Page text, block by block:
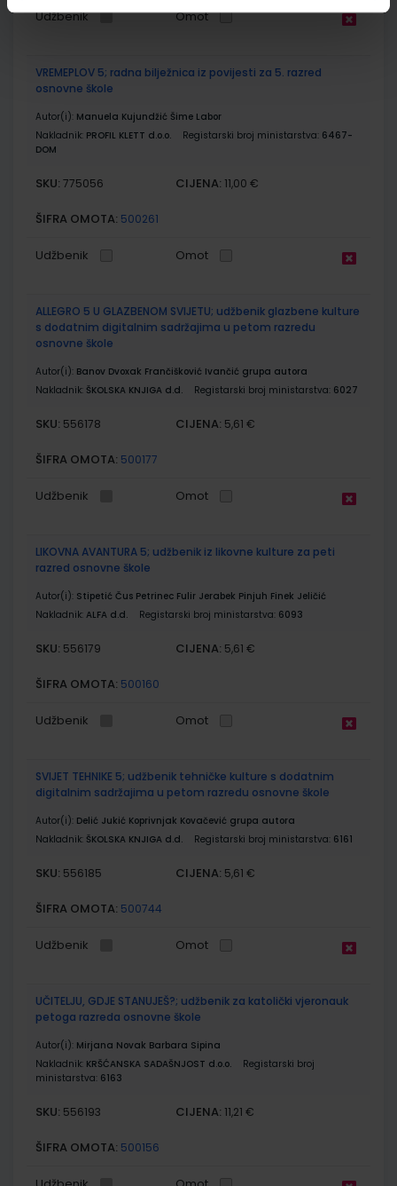
Udžbenik Omot
VREMEPLOV 5; radna bilježnica iz povijesti za 5. razred
osnovne škole
Autor(i): Manuela Kujundžić Šime Labor
Nakladnik: PROFIL KLETT d.o.o. Registarski broj ministarstva: 6467-
DOM
SKU: 775056 CIJENA: 11,00 €
ŠIFRA OMOTA: 500261
Udžbenik Omot
ALLEGRO 5 U GLAZBENOM SVIJETU; udžbenik glazbene kulture
s dodatnim digitalnim sadržajima u petom razredu
osnovne škole
Autor(i): Banov Dvoxak Frančišković Ivančić grupa autora
Nakladnik: ŠKOLSKA KNJIGA d.d. Registarski broj ministarstva: 6027
SKU: 556178 CIJENA: 5,61 €
ŠIFRA OMOTA: 500177
Udžbenik Omot
LIKOVNA AVANTURA 5; udžbenik iz likovne kulture za peti
razred osnovne škole
Autor(i): Stipetić Čus Petrinec Fulir Jerabek Pinjuh Finek Jeličić
Nakladnik: ALFA d.d. Registarski broj ministarstva: 6093
SKU: 556179 CIJENA: 5,61 €
ŠIFRA OMOTA: 500160
Udžbenik Omot
SVIJET TEHNIKE 5; udžbenik tehničke kulture s dodatnim
digitalnim sadržajima u petom razredu osnovne škole
Autor(i): Delić Jukić Koprivnjak Kovačević grupa autora
Nakladnik: ŠKOLSKA KNJIGA d.d. Registarski broj ministarstva: 6161
SKU: 556185 CIJENA: 5,61 €
ŠIFRA OMOTA: 500744
Udžbenik Omot
UČITELJU, GDJE STANUJEŠ?; udžbenik za katolički vjeronauk
petoga razreda osnovne škole
Autor(i): Mirjana Novak Barbara Sipina
Nakladnik: KRŠĆANSKA SADAŠNJOST d.o.o.
Registarski broj
ministarstva: 6163
SKU: 556193 CIJENA: 11,21 €
ŠIFRA OMOTA: 500156